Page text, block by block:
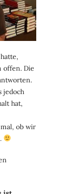
offen. Die
jedoch
hat,
ob wir